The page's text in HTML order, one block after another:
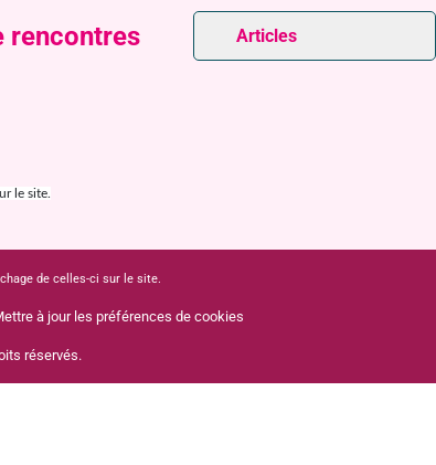
rencontres Articles
le site.
de celles-ci sur le site.
à jour les préférences de cookies
réservés.